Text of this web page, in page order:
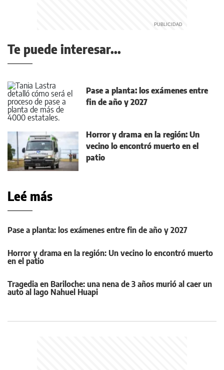
Te puede interesar...
Pase a planta: los exámenes entre
fin de año y 2027
Horror y drama en la región: Un
vecino lo encontró muerto en el
patio
Leé más
Pase a planta: los exámenes entre fin de año y 2027
Horror y drama en la región: Un vecino lo encontró muerto
en el patio
Tragedia en Bariloche: una nena de 3 años murió al caer un
auto al lago Nahuel Huapi